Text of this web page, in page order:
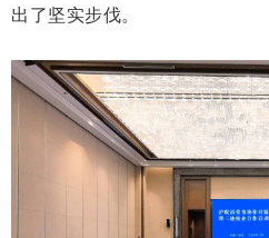
出了坚实步伐。